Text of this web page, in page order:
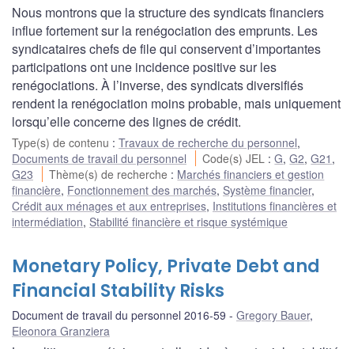
Nous montrons que la structure des syndicats financiers
influe fortement sur la renégociation des emprunts. Les
syndicataires chefs de file qui conservent d’importantes
participations ont une incidence positive sur les
renégociations. À l’inverse, des syndicats diversifiés
rendent la renégociation moins probable, mais uniquement
lorsqu’elle concerne des lignes de crédit.
Type(s) de contenu : Travaux de recherche du personnel,
Documents de travail du personnel
Code(s) JEL :G,G2,G21 ,
G23
Thème(s) de recherche : Marchés financiers et gestion
financière, Fonctionnement des marchés, Système financier,
Crédit aux ménages et aux entreprises, Institutions financières et
intermédiation, Stabilité financière et risque systémique
Monetary Policy, Private Debt and
Financial Stability Risks
Document de travail du personnel 2016-59 Gregory Bauer,
Eleonora Granziera